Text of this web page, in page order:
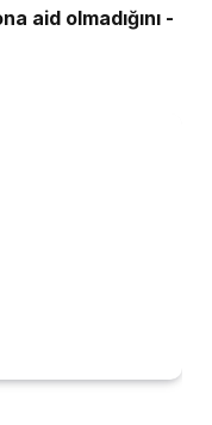
aid olmadığını -